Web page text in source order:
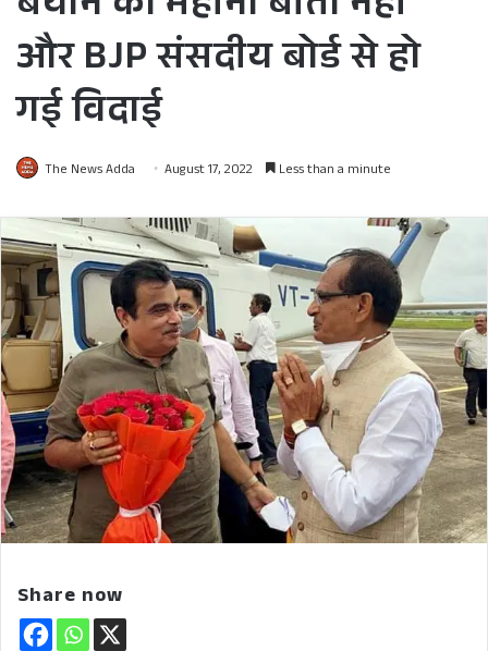
और BJP संसदीय बोर्ड से हो
गई विदाई
The News Adda August 17, 2022 Less than a minute
Share now